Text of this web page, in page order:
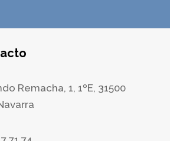
Remacha, 1, 1ºE, 31500